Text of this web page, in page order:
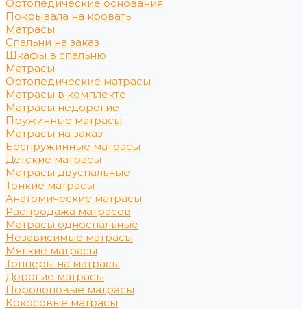
Ортопедические основания
Покрывала на кровать
Матрасы
Спальни на заказ
Шкафы в спальню
Матрасы
Ортопедические матрасы
Матрасы в комплекте
Матрасы недорогие
Пружинные матрасы
Матрасы на заказ
Беспружинные матрасы
Детские матрасы
Матрасы двуспальные
Тонкие матрасы
Анатомические матрасы
Распродажа матрасов
Матрасы односпальные
Независимые матрасы
Мягкие матрасы
Топперы на матрасы
Дорогие матрасы
Поролоновые матрасы
Кокосовые матрасы